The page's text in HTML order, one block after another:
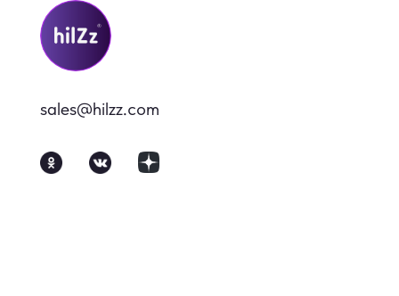
sales@hilzz.com